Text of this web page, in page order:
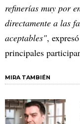
refinerías muy por
directamente a las
aceptables",
principales
MIRA TAMBIÉN